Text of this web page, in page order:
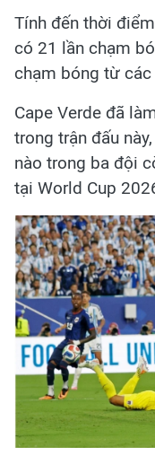
Tính đến thời
có 21 lần chạm
chạm bóng từ
Cape Verde đã
trong trận đấu
nào trong ba đội
tại World Cup